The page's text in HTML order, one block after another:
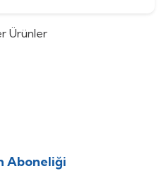
Ürünler
Aboneliği